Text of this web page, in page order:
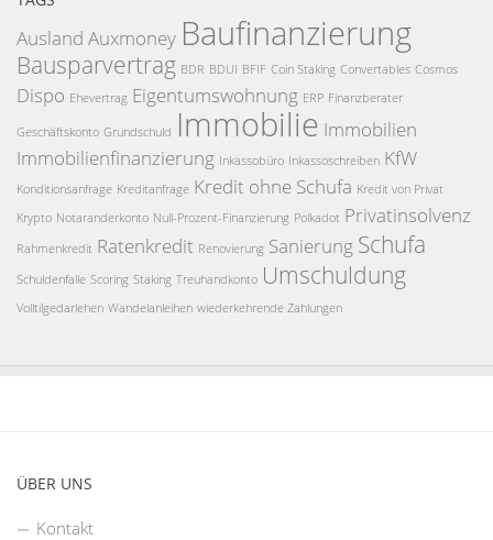
Ausland Auxmoney Baufinanzierung
Bausparvertrag BDR BDUI BFIF Coin Staking Convertables Cosmos
Dispo Ehevertrag Eigentumswohnung ERP Finanzberater
Geschäftskonto Grundschuld Immobilie Immobilien
Immobilienfinanzierung Inkassobüro Inkassoschreiben KfW
Konditionsanfrage Kreditanfrage Kredit ohne Schufa Kredit von Privat
Krypto Notaranderkonto Null-Prozent-Finanzierung Polkadot Privatinsolvenz
Rahmenkredit Ratenkredit Renovierung Sanierung Schufa
Schuldenfalle Scoring Staking Treuhandkonto Umschuldung
Volltilgedarlehen Wandelanleihen wiederkehrende Zahlungen
ÜBER UNS
Kontakt